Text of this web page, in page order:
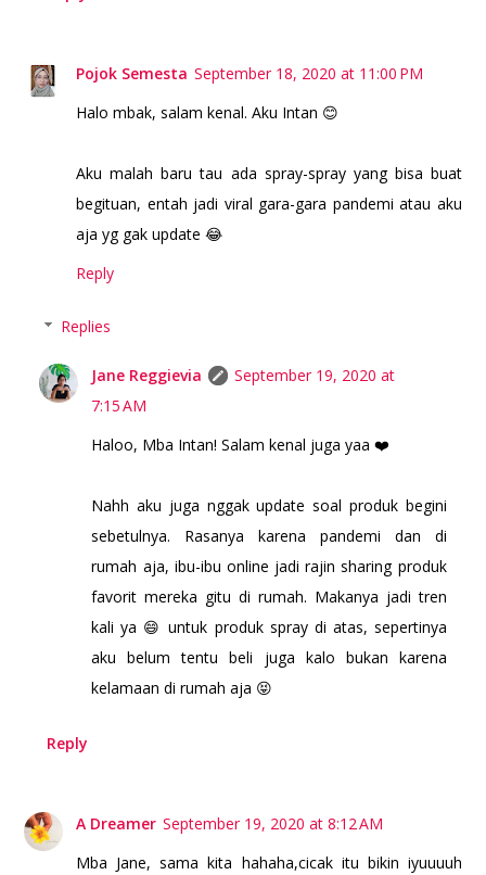
Pojok Semesta September 18, 2020 at 11:00 PM
Halo mbak, salam kenal. Aku Intan 😊
Aku malah baru tau ada spray-spray yang bisa buat
begituan, entah jadi viral gara-gara pandemi atau aku
aja yg gak update 😂
Reply
Replies
Jane Reggievia
September 19, 2020 at
7:15 AM
Haloo, Mba Intan! Salam kenal juga yaa ❤️
Nahh aku juga nggak update soal produk begini
sebetulnya. Rasanya karena pandemi dan di
rumah aja, ibu-ibu online jadi rajin sharing produk
favorit mereka gitu di rumah. Makanya jadi tren
kali ya 😄 untuk produk spray di atas, sepertinya
aku belum tentu beli juga kalo bukan karena
kelamaan di rumah aja 😝
Reply
A Dreamer September 19, 2020 at 8:12 AM
Mba Jane, sama kita hahaha,cicak itu bikin iyuuuuh